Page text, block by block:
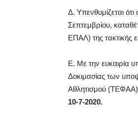
Δ. Υπενθυμίζεται
Σεπτεμβρίου,
ΕΠΑΛ) της τακτικής
Ε. Με την ευκαιρία
Δοκιμασίας των
Αθλητισμού (ΤΕΦΑΑ)
10-7-2020.